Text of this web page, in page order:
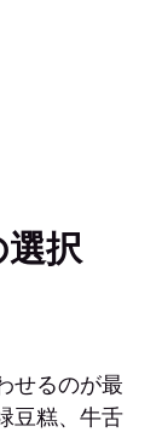
択
せるのが最
豆糕、牛舌